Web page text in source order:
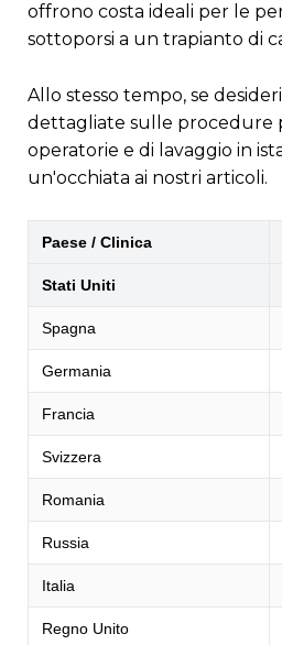
offrono costa ideali per le
sottoporsi a un trapianto di
allo stesso tempo, se desideri avere informazioni
dettagliate sulle procedure
operatorie e di lavaggio in
un'occhiata ai nostri articoli.
Paese / Clinica
Stati Uniti
Spagna
Germania
Francia
Svizzera
Romania
Russia
Italia
Regno Unito